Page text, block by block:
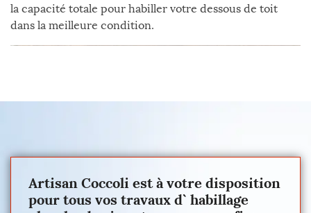
la capacité totale pour habiller votre dessous de toit
dans la meilleure condition.
Artisan Coccoli est à votre disposition
pour tous vos travaux d` habillage